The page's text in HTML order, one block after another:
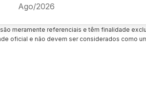
Ago/2026
meramente referenciais e têm finalidade
oficial e não devem ser considerados como